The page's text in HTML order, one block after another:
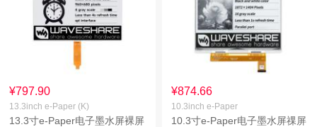
¥797.90
13.3inch e-Paper (K)
13.3寸e-Paper电子墨水屏裸屏
¥874.66
10.3inch e-Paper
10.3寸e-Paper电子墨水屏祼屏